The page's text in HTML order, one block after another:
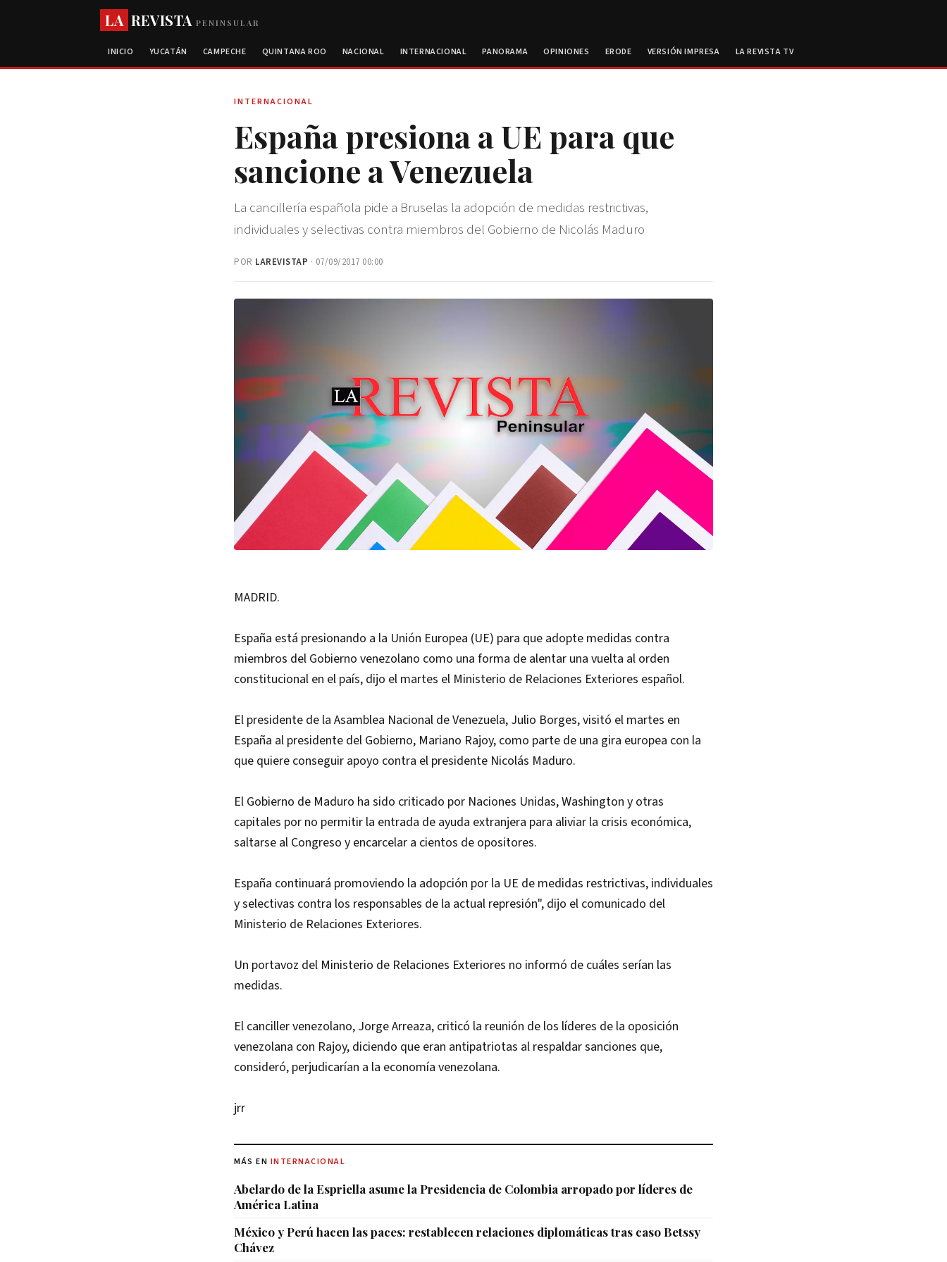
LA REVISTAPENINSULAR
INICIO YUCATÁN CAMPECHE QUINTANA ROO NACIONAL INTERNACIONAL PANORAMA OPINIONES ERODE VERSIÓN IMPRESA LA REVISTA TV
INTERNACIONAL
España presiona a UE para que
sancione a Venezuela
La cancillería española pide a Bruselas la adopción de medidas restrictivas,
individuales y selectivas contra miembros del Gobierno de Nicolás Maduro
POR LAREVISTAP · 07/09/2017 00:00
MADRID.
España está presionando a la Unión Europea (UE) para que adopte medidas contra
miembros del Gobierno venezolano como una forma de alentar una vuelta al orden
constitucional en el país, dijo el martes el Ministerio de Relaciones Exteriores español.
El presidente de la Asamblea Nacional de Venezuela, Julio Borges, visitó el martes en
España al presidente del Gobierno, Mariano Rajoy, como parte de una gira europea con la
que quiere conseguir apoyo contra el presidente Nicolás Maduro.
El Gobierno de Maduro ha sido criticado por Naciones Unidas, Washington y otras
capitales por no permitir la entrada de ayuda extranjera para aliviar la crisis económica,
saltarse al Congreso y encarcelar a cientos de opositores.
España continuará promoviendo la adopción por la UE de medidas restrictivas, individuales
y selectivas contra los responsables de la actual represión", dijo el comunicado del
Ministerio de Relaciones Exteriores.
Un portavoz del Ministerio de Relaciones Exteriores no informó de cuáles serían las
medidas.
El canciller venezolano, Jorge Arreaza, criticó la reunión de los líderes de la oposición
venezolana con Rajoy, diciendo que eran antipatriotas al respaldar sanciones que,
consideró, perjudicarían a la economía venezolana.
jrr
MÁS EN INTERNACIONAL
Abelardo de la Espriella asume la Presidencia de Colombia arropado por líderes de
América Latina
México y Perú hacen las paces: restablecen relaciones diplomáticas tras caso Betssy
Chávez